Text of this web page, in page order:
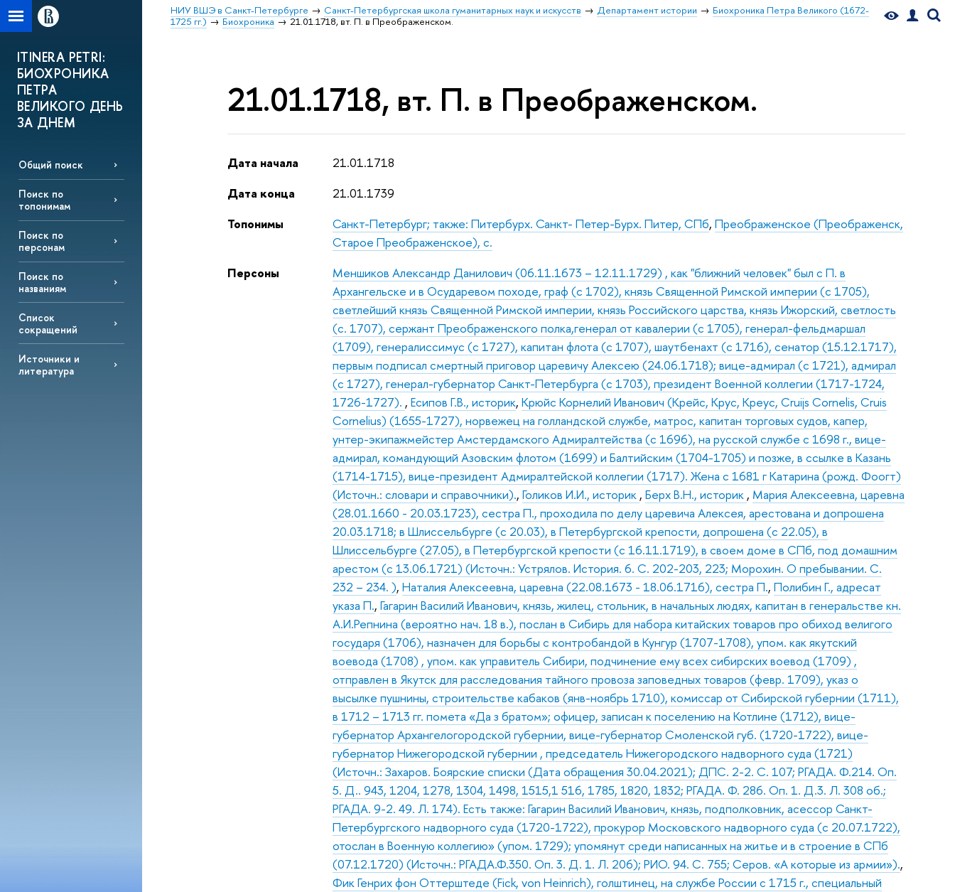
НИУ ВШЭ в Санкт-Петербурге Санкт-Петербургская школа гуманитарных наук и искусств Департамент истории
Биохроника Петра Великого (1672-
1725 гг.)
Биохроника 21.01.1718, вт. П. в Преображенском.
ITINERA PETRI:
БИОХРОНИКА
ПЕТРА
ВЕЛИКОГО ДЕНЬ
ЗА ДНЕМ
Общий поиск
Поиск по
топонимам
Поиск по
персонам
Поиск по
названиям
Список
сокращений
Источники и
литература
21.01.1718, вт. П. в Преображенском.
Дата начала
21.01.1718
Дата конца
21.01.1739
Топонимы
Санкт-Петербург; также: Питербурх. Санкт- Петер-Бурх. Питер, СПб,Преображенское (Преображенск,
Старое Преображенское), с.
Персоны
Меншиков Александр Данилович (06.11.1673 – 12.11.1729) , как "ближний человек" был с П. в
Архангельске и в Осударевом походе, граф (с 1702), князь Священной Римской империи (с 1705),
светлейший князь Священной Римской империи, князь Российского царства, князь Ижорский, светлость
(с. 1707), сержант Преображенского полка,генерал от кавалерии (с 1705), генерал-фельдмаршал
(1709), генералиссимус (с 1727), капитан флота (с 1707), шаутбенахт (с 1716), сенатор (15.12.1717),
первым подписал смертный приговор царевичу Алексею (24.06.1718); вице-адмирал (с 1721), адмирал
(с 1727), генерал-губернатор Санкт-Петербурга (с 1703), президент Военной коллегии (1717-1724,
1726-1727). ,Есипов Г.В., историк,Крюйс Корнелий Иванович (Крейс, Крус, Креус, Cruijs Cornelis, Cruis
Cornelius) (1655-1727), норвежец на голландской службе, матрос, капитан торговых судов, капер,
унтер-экипажмейстер Амстердамского Адмиралтейства (с 1696), на русской службе с 1698 г., вице-
адмирал, командующий Азовским флотом (1699) и Балтийским (1704-1705) и позже, в ссылке в Казань
(1714-1715), вице-президент Адмиралтейской коллегии (1717). Жена с 1681 г Катарина (рожд. Фоогт)
(Источн.: словари и справочники).,Голиков И.И., историк ,Берх В.Н., историк , Мария Алексеевна, царевна
(28.01.1660 - 20.03.1723), сестра П., проходила по делу царевича Алексея, арестована и допрошена
20.03.1718; в Шлиссельбурге (с 20.03), в Петербургской крепости, допрошена (с 22.05), в
Шлиссельбурге (27.05), в Петербургской крепости (с 16.11.1719), в своем доме в СПб, под домашним
арестом (с 13.06.1721) (Источн.: Устрялов. История. 6. С. 202-203, 223; Морохин. О пребывании. С.
232 – 234. ),Наталия Алексеевна, царевна (22.08.1673 - 18.06.1716), сестра П.,Полибин Г., адресат
указа П.,Гагарин Василий Иванович, князь, жилец, стольник, в начальных людях, капитан в генеральстве кн.
А.И.Репнина (вероятно нач. 18 в.), послан в Сибирь для набора китайских товаров про обиход велигого
государя (1706), назначен для борьбы с контробандой в Кунгур (1707-1708), упом. как якутский
воевода (1708) , упом. как управитель Сибири, подчинение ему всех сибирских воевод (1709) ,
отправлен в Якутск для расследования тайного провоза заповедных товаров (февр. 1709), указ о
высылке пушнины, строительстве кабаков (янв-ноябрь 1710), комиссар от Сибирской губернии (1711),
в 1712 – 1713 гг. помета «Да з братом»; офицер, записан к поселению на Котлине (1712), вице-
губернатор Архангелогородской губернии, вице-губернатор Смоленской губ. (1720-1722), вице-
губернатор Нижегородской губернии , председатель Нижегородского надворного суда (1721)
(Источн.: Захаров. Боярские списки (Дата обращения 30.04.2021); ДПС. 2-2. С. 107; РГАДА. Ф.214. Оп.
5. Д.. 943, 1204, 1278, 1304, 1498, 1515,1 516, 1785, 1820, 1832; РГАДА. Ф. 286. Оп. 1. Д.3. Л. 308 об.;
РГАДА. 9-2. 49. Л. 174). Есть также: Гагарин Василий Иванович, князь, подполковник, асессор Санкт-
Петербургского надворного суда (1720-1722), прокурор Московского надворного суда (с 20.07.1722),
отослан в Военную коллегию» (упом. 1729); упомянут среди написанных на житье и в строение в СПб
(07.12.1720) (Источн.: РГАДА.Ф.350. Оп. 3. Д. 1. Л. 206); РИО. 94. С. 755; Серов. «А которые из армии»).,
Фик Генрих фон Оттерштеде (Fick, von Heinrich), голштинец, на службе России с 1715 г., специальный